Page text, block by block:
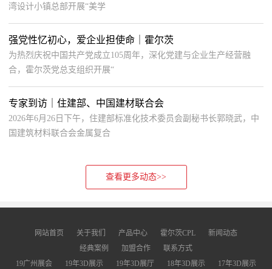
湾设计小镇总部开展“美学
强党性忆初心，爱企业担使命｜霍尔茨
为热烈庆祝中国共产党成立105周年，深化党建与企业生产经营融
合，霍尔茨党总支组织开展“
专家到访｜住建部、中国建材联合会
2026年6月26日下午，住建部标准化技术委员会副秘书长郭晓武，中
国建筑材料联合会金属复合
查看更多动态>>
网站首页 关于我们 产品中心 霍尔茨CPL
新闻动态
经典案例
加盟合作
联系方式
19广州展会
19年3D展示 19年3D展厅 18年3D展示 17年3D展示